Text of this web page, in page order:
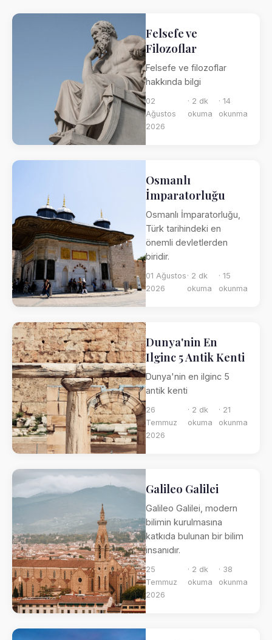
Felsefe ve
Filozoflar
Felsefe ve filozoflar
hakkında bilgi
02
Ağustos
2026
· 2 dk
okuma
· 14
okunma
Osmanlı
İmparatorluğu
Osmanlı İmparatorluğu,
Türk tarihindeki en
önemli devletlerden
biridir.
01 Ağustos
2026
· 2 dk
okuma
· 15
okunma
Dunya'nin En
Ilginc 5 Antik Kenti
Dunya'nin en ilginc 5
antik kenti
26
Temmuz
2026
· 2 dk
okuma
· 21
okunma
Galileo Galilei
Galileo Galilei, modern
bilimin kurulmasına
katkıda bulunan bir bilim
insanıdır.
25
Temmuz
2026
· 2 dk
okuma
· 38
okunma